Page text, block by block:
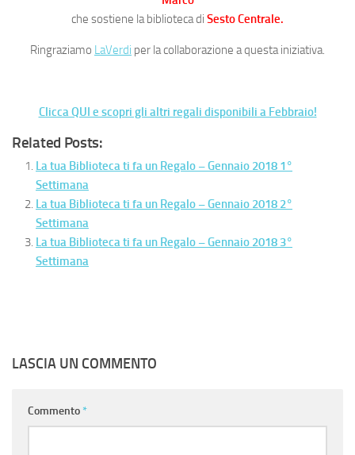
che sostiene la biblioteca di Sesto Centrale.
Ringraziamo LaVerdi per la collaborazione a questa iniziativa.
Clicca QUI e scopri gli altri regali disponibili a Febbraio!
Related Posts:
La tua Biblioteca ti fa un Regalo – Gennaio 2018 1°
Settimana
La tua Biblioteca ti fa un Regalo – Gennaio 2018 2°
Settimana
La tua Biblioteca ti fa un Regalo – Gennaio 2018 3°
Settimana
LASCIA UN COMMENTO
Commento *